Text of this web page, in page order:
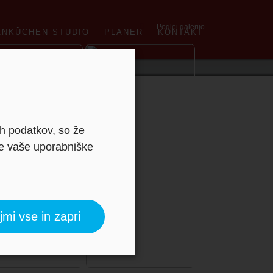
STUDIO PLANER KONTAKT
Poglej galerijo
podatkov, so že
vaše uporabniške
vse in zapri